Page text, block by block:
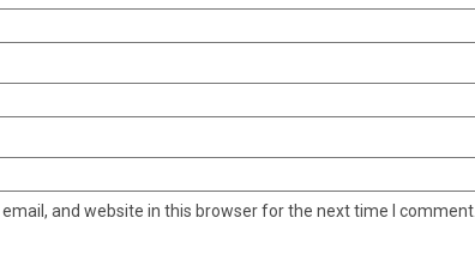
and website in this browser for the next time I comment.